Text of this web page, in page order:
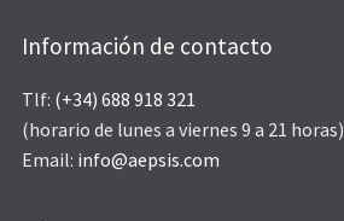
Información de contacto
Tlf: (+34) 688 918 321
(horario de lunes a viernes 9 a 21 horas)
Email: info@aepsis.com